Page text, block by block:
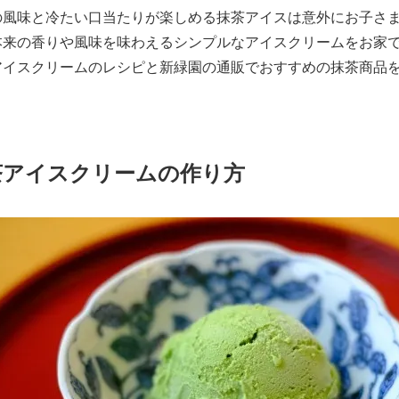
味と冷たい口当たりが楽しめる抹茶アイスは意外にお子さ
の香りや風味を味わえるシンプルなアイスクリームをお家
スクリームのレシピと新緑園の通販でおすすめの抹茶商品
イスクリームの作り方